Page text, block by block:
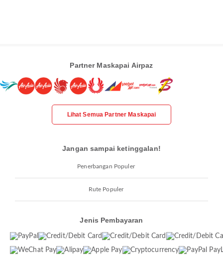
Partner Maskapai Airpaz
Lihat Semua Partner Maskapai
Jangan sampai ketinggalan!
Penerbangan Populer
Rute Populer
Jenis Pembayaran